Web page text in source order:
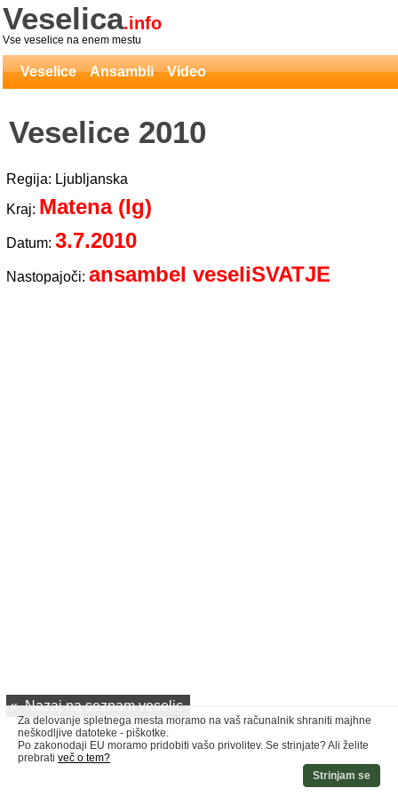
Veselica.info
Vse veselice na enem mestu
Veselice Ansambli Video
Veselice 2010
Regija: Ljubljanska
Kraj: Matena (Ig)
Datum: 3.7.2010
Nastopajoči: ansambel veseliSVATJE
« Nazaj na seznam veselic
Za delovanje spletnega mesta moramo na vaš računalnik shraniti majhne
neškodljive datoteke - piškotke.
Po zakonodaji EU moramo pridobiti vašo privolitev. Se strinjate? Ali želite
prebrati več o tem?
Strinjam se